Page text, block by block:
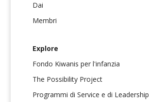
Dai
Membri
Explore
Fondo Kiwanis per l'infanzia
The Possibility Project
Programmi di Service e di Leadership